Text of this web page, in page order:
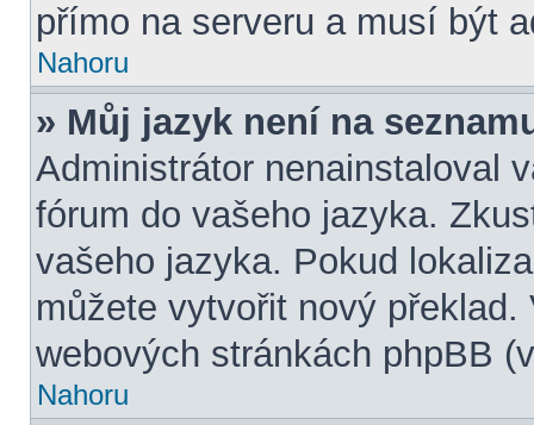
přímo na serveru a musí být
Nahoru
» Můj jazyk není na
Administrátor nenainstaloval
fórum do vašeho jazyka.
vašeho jazyka. Pokud
můžete vytvořit nový
webových stránkách phpBB
Nahoru